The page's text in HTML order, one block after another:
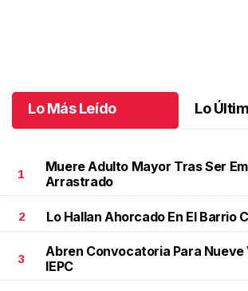
Lo Más Leído Lo
1
Muere Adulto Mayor Tras Ser
Arrastrado
2 Lo Hallan Ahorcado En El Barrio
3
Abren Convocatoria Para Nueve
IEPC